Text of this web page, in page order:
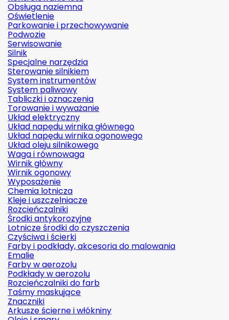
Obsługa naziemna
Oświetlenie
Parkowanie i przechowywanie
Podwozie
Serwisowanie
Silnik
Specjalne narzędzia
Sterowanie silnikiem
System instrumentów
System paliwowy
Tabliczki i oznaczenia
Torowanie i wyważanie
Układ elektryczny
Układ napędu wirnika głównego
Układ napędu wirnika ogonowego
Układ oleju silnikowego
Waga i równowaga
Wirnik główny
Wirnik ogonowy
Wyposażenie
Chemia lotnicza
Kleje i uszczelniacze
Rozcieńczalniki
Środki antykorozyjne
Lotnicze środki do czyszczenia
Czyściwa i ścierki
Farby i podkłady, akcesoria do malowania
Emalie
Farby w aerozolu
Podkłady w aerozolu
Rozcieńczalniki do farb
Taśmy maskujące
Znaczniki
Arkusze ścierne i włókniny